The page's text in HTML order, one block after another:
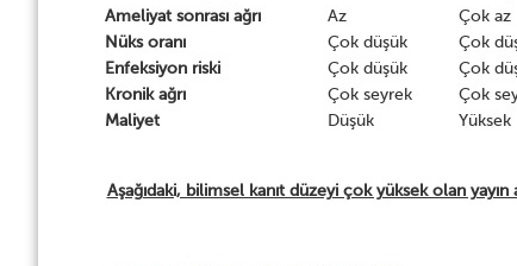
Ameliyat sonrası ağrı
Az
Çok az
Nüks oranı
Çok düşük
Çok
Enfeksiyon riski
Çok düşük
Çok
Kronik ağrı
Çok seyrek
Çok
Maliyet
Düşük Yüksek
Aşağıdaki, bilimsel kanıt düzeyi çok yüksek olan